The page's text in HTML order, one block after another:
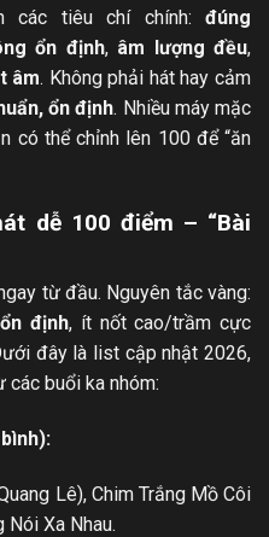
các tiêu chí chính: đúng
ổn định, âm lượng đều,
âm. Không phải hát hay cảm
ổn định. Nhiều máy mặc
có thể chỉnh lên 100 để “ăn
dễ 100 điểm – “Bài
từ đầu. Nguyên tắc vàng:
định, ít nốt cao/trầm cực
đây là list cập nhật 2026,
buổi ka nhóm:
Lê), Chim Trắng Mồ Côi
Xa Nhau.